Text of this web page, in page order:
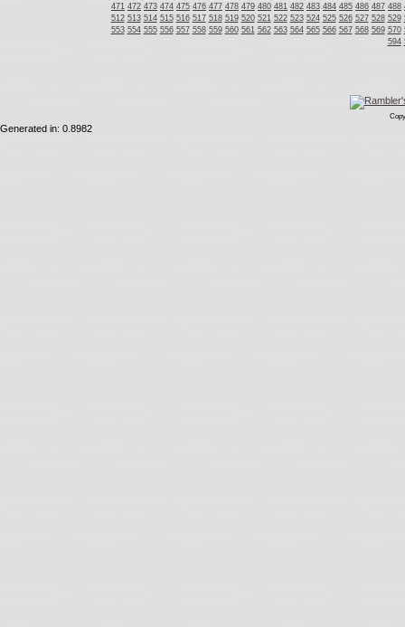
471 472 473 474 475 476 477 478 479 480 481 482 483 484 485 486 487 488
512 513 514 515 516 517 518 519 520 521 522 523 524 525 526 527 528 529
553 554 555 556 557 558 559 560 561 562 563 564 565 566 567 568 569 570
594
Generated in: 0.8982